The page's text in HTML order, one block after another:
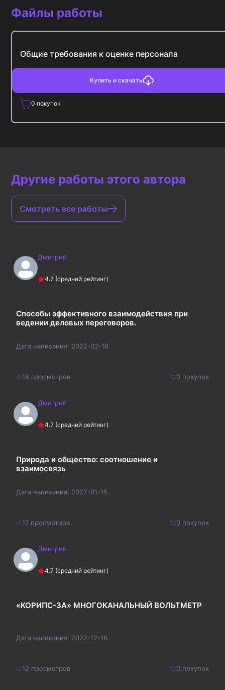
Файлы работы
Общие требования к оценке персонала
Купить и скачать
0 покупок
Другие работы этого автора
Смотреть все работы
Дмитрий
4.7 (средний рейтинг)
Способы эффективного взаимодействия при
ведении деловых переговоров.
Дата написания: 2022-02-18
18 просмотров 0покупок
250 ₽Дмитрий
4.7 (средний рейтинг)
Природа и общество: соотношение и
взаимосвязь
Дата написания: 2022-01-15
17 просмотров 0покупок
220 ₽Дмитрий
4.7 (средний рейтинг)
«КОРИПС-3А» МНОГОКАНАЛЬНЫЙ ВОЛЬТМЕТР
Дата написания: 2022-12-16
12 просмотров 0покупок